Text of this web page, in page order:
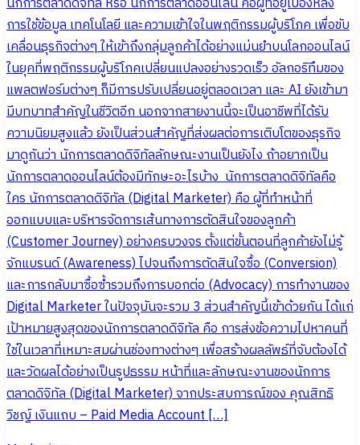
การใช้ข้อมูล เทคโนโลยี และความเข้าใจในพฤติกรรมผู้บริโภค เพื่อขับ
เคลื่อนธุรกิจต่างๆ ให้เข้าถึงกลุ่มลูกค้าได้อย่างแม่นยำบนโลกออนไลน์
ในยุคที่พฤติกรรมผู้บริโภคเปลี่ยนแปลงอย่างรวดเร็ว อัลกอริทึมของ
แพลตฟอร์มต่างๆ ก็มีการปรับเปลี่ยนอยู่ตลอดเวลา และ AI ยังเข้ามา
มีบทบาทสำคัญในชีวิตอีก นอกจากสายงานนี้จะเป็นอาชีพที่ได้รับ
ความนิยมสูงแล้ว ยังเป็นส่วนสำคัญที่ส่งผลต่อการเติบโตของธุรกิจ
มาดูกันว่า นักการตลาดดิจิทัลลักษณะงานเป็นยังไง ถ้าอยากเป็น
นักการตลาดออนไลน์ต้องมีทักษะอะไรบ้าง นักการตลาดดิจิทัลคือ
ใคร นักการตลาดดิจิทัล (Digital Marketer) คือ ผู้ที่ทำหน้าที่
ออกแบบและบริหารจัดการเส้นทางการตัดสินใจของลูกค้า
(Customer Journey) อย่างครบวงจร ตั้งแต่ขั้นตอนที่ลูกค้ายังไม่รู้
จักแบรนด์ (Awareness) ไปจนถึงการตัดสินใจซื้อ (Conversion)
และการกลับมาซื้อซ้ำรวมถึงการบอกต่อ (Advocacy) การทำงานของ
Digital Marketer ในปัจจุบันจะรวม 3 ส่วนสำคัญนี้เข้าด้วยกัน ได้แก่
เป้าหมายสูงสุดของนักการตลาดดิจิทัล คือ การส่งข้อความไปหาคนที่
ใช่ในเวลาที่เหมาะสมผ่านช่องทางต่างๆ เพื่อสร้างผลลัพธ์ที่จับต้องได้
และวัดผลได้อย่างเป็นรูปธรรม หน้าที่และลักษณะงานของนักการ
ตลาดดิจิทัล (Digital Marketer) จากประสบการณ์ของ คุณสิทธิ
วิชญ์ เงินแถบ – Paid Media Account […]